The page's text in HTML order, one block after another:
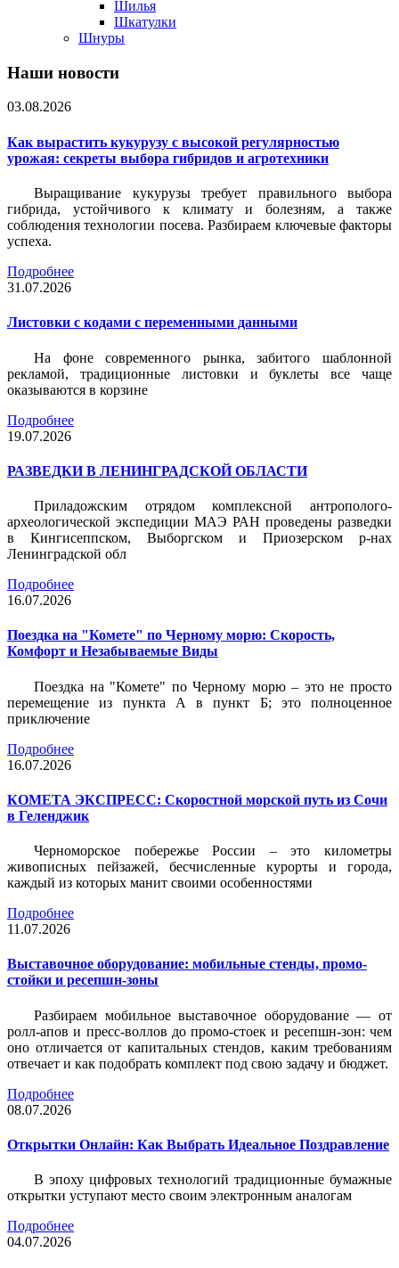
Шилья
Шкатулки
Шнуры
Наши новости
03.08.2026
Как вырастить кукурузу с высокой регулярностью
урожая: секреты выбора гибридов и агротехники
Выращивание кукурузы требует правильного выбора
гибрида, устойчивого к климату и болезням, а также
соблюдения технологии посева. Разбираем ключевые факторы
успеха.
Подробнее
31.07.2026
Листовки c кодами с переменными данными
На фоне современного рынка, забитого шаблонной
рекламой, традиционные листовки и буклеты все чаще
оказываются в корзине
Подробнее
19.07.2026
РАЗВЕДКИ В ЛЕНИНГРАДСКОЙ ОБЛАСТИ
Приладожским отрядом комплексной антрополого-
археологической экспедиции МАЭ РАН проведены разведки
в Кингисеппском, Выборгском и Приозерском р-нах
Ленинградской обл
Подробнее
16.07.2026
Поездка на "Комете" по Черному морю: Скорость,
Комфорт и Незабываемые Виды
Поездка на "Комете" по Черному морю – это не просто
перемещение из пункта А в пункт Б; это полноценное
приключение
Подробнее
16.07.2026
КОМЕТА ЭКСПРЕСС: Скоростной морской путь из Сочи
в Геленджик
Черноморское побережье России – это километры
живописных пейзажей, бесчисленные курорты и города,
каждый из которых манит своими особенностями
Подробнее
11.07.2026
Выставочное оборудование: мобильные стенды, промо-
стойки и ресепшн-зоны
Разбираем мобильное выставочное оборудование — от
ролл-апов и пресс-воллов до промо-стоек и ресепшн-зон: чем
оно отличается от капитальных стендов, каким требованиям
отвечает и как подобрать комплект под свою задачу и бюджет.
Подробнее
08.07.2026
Открытки Онлайн: Как Выбрать Идеальное Поздравление
В эпоху цифровых технологий традиционные бумажные
открытки уступают место своим электронным аналогам
Подробнее
04.07.2026